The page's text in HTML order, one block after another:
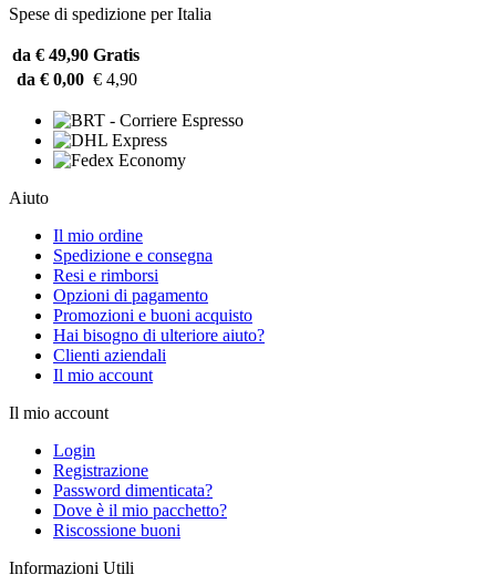
Spese di spedizione per Italia
da € 49,90 Gratis
da € 0,00 € 4,90
Aiuto
Il mio ordine
Spedizione e consegna
Resi e rimborsi
Opzioni di pagamento
Promozioni e buoni acquisto
Hai bisogno di ulteriore aiuto?
Clienti aziendali
Il mio account
Il mio account
Login
Registrazione
Password dimenticata?
Dove è il mio pacchetto?
Riscossione buoni
Informazioni Utili